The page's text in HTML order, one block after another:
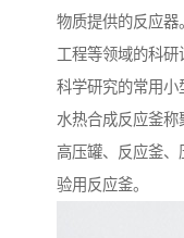
物质提供的反应器
工程等领域的科
科学研究的常用小
水热合成反应釜称
高压罐、反应釜
验用反应釜。